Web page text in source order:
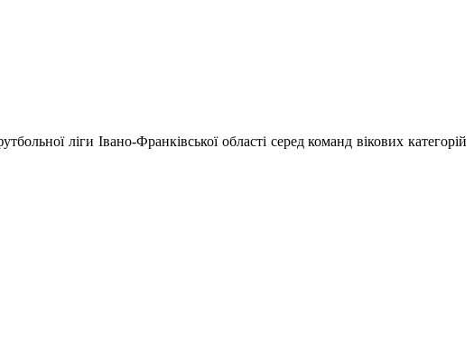
ліги Івано-Франківської області серед команд вікових категорій